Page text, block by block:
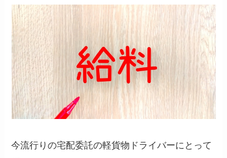
今流行りの宅配委託の軽貨物ドライバーにとって